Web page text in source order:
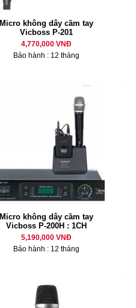
Micro không dây cầm tay
Vicboss P-201
4,770,000 VNĐ
Bảo hành : 12 tháng
Micro không dây cầm tay
Vicboss P-200H : 1CH
5,190,000 VNĐ
Bảo hành : 12 tháng